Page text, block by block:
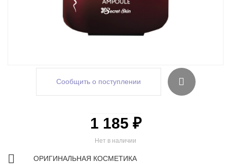
Сообщить о поступлении
Нет в наличии
1 185 ₽
ОРИГИНАЛЬНАЯ КОСМЕТИКА